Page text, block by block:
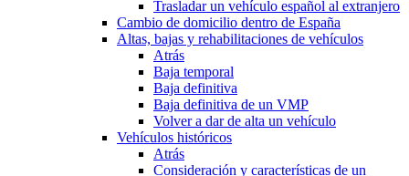
Trasladar un vehículo español al extranjero
Cambio de domicilio dentro de España
Altas, bajas y rehabilitaciones de vehículos
Atrás
Baja temporal
Baja definitiva
Baja definitiva de un VMP
Volver a dar de alta un vehículo
Vehículos históricos
Atrás
Consideración y características de un